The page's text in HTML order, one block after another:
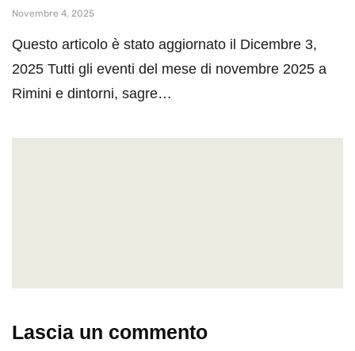
Novembre 4, 2025
Questo articolo è stato aggiornato il Dicembre 3,
2025 Tutti gli eventi del mese di novembre 2025 a
Rimini e dintorni, sagre…
Lascia un commento